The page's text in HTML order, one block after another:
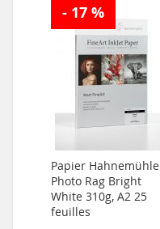
- 17 %
Papier Hahnemühle
Photo Rag Bright
White 310g, A2 25
feuilles